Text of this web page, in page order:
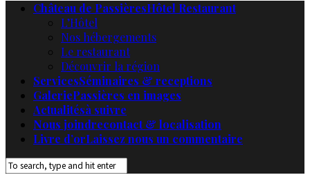
Château de PassièresHôtel Restaurant
L’Hôtel
Nos hébergements
Le restaurant
Découvrir la région
ServicesSéminaires & receptions
GaleriePassières en images
Actualitésà suivre
Nous joindrecontact & localisation
Livre d’orLaissez nous un commentaire